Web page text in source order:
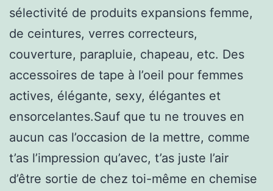
sélectivité de produits expansions femme,
de ceintures, verres correcteurs,
couverture, parapluie, chapeau, etc. Des
accessoires de tape à l’oeil pour femmes
actives, élégante, sexy, élégantes et
ensorcelantes.Sauf que tu ne trouves en
aucun cas l’occasion de la mettre, comme
t’as l’impression qu’avec, t’as juste l’air
d’être sortie de chez toi-même en chemise